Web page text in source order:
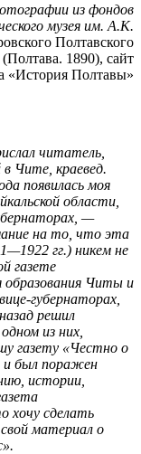
из фондов
музея им. А.К.
Полтавского
1890), сайт
«История Полтавы»
читатель,
Чите, краевед.
появилась моя
области,
—
на то, что эта
гг.) никем не
газете
образования Читы и
губернаторах,
решил
из них,
газету «Честно о
и был поражен
истории,
хочу сделать
материал о